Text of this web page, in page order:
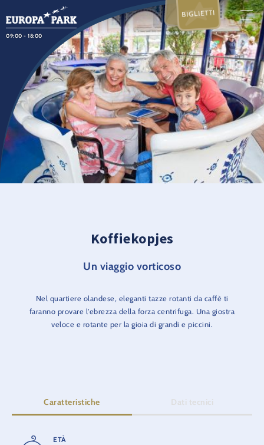
09:00 - 18:00
BIGLIETTI
Koffiekopjes
Un viaggio vorticoso
Nel quartiere olandese, eleganti tazze rotanti da caffè ti
faranno provare l'ebrezza della forza centrifuga. Una giostra
veloce e rotante per la gioia di grandi e piccini.
Caratteristiche Dati tecnici
ETÀ
DURATA